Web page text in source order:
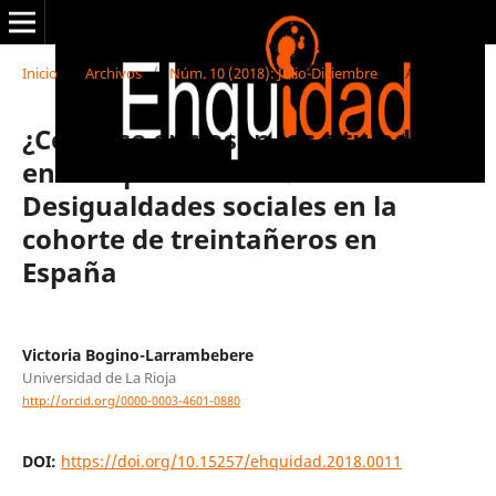
Inicio Archivos / Núm. 10 (2018): Julio-Diciembre Artículos
¿Cómo se enclasan los titulados
en tiempos de crisis?
Desigualdades sociales en la
cohorte de treintañeros en
España
Victoria Bogino-Larrambebere
Universidad de La Rioja
http://orcid.org/0000-0003-4601-0880
DOI: https://doi.org/10.15257/ehquidad.2018.0011